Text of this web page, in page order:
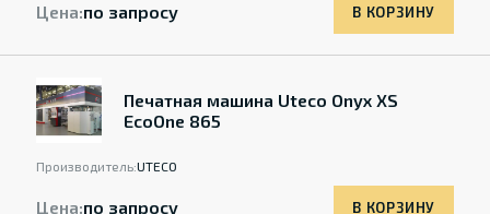
Цена:по запросу В КОРЗИНУ
Печатная машина Uteco Onyx XS
EcoOne 865
Производитель:UTECO
Цена:по запросу В КОРЗИНУ